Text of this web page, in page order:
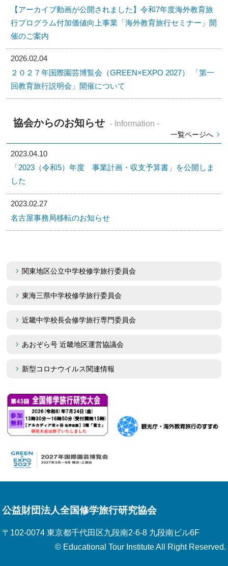
【アーカイブ動画が公開されました】令和7年度海外教育旅
行プログラム付加価値向上事業「海外教育旅行セミナー」開
催のご案内
2026.02.04
２０２７年国際園芸博覧会（GREEN×EXPO 2027） 「第一
回教育旅行説明会」開催について
協会からのお知らせ - Information -
一覧ページへ
2023.04.10
「2023（令和5）年度 事業計画・収支予算書」を公開しま
した
2023.02.27
名古屋事務局移転のお知らせ
関東地区公立中学校修学旅行委員会
東海三県中学校修学旅行委員会
近畿中学校長会修学旅行専門委員会
あおぞら号 近畿地区運営協議会
新型コロナウイルス関連情報
公益財団法人全国修学旅行研究協会
〒102-0074 東京都千代田区九段南2-6-8 九段南ビル6F
© Educational Tour Institute All Right Reserved.